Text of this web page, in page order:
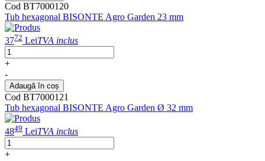
Cod BT7000120
Tub hexagonal BISONTE Agro Garden 23 mm
3772 LeiTVA inclus
+
-
Adaugă în coș
Cod BT7000121
Tub hexagonal BISONTE Agro Garden Ø 32 mm
4849 LeiTVA inclus
+